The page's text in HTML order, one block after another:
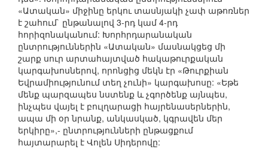
«Ատական» միջինը երկու տասնյակի չափ աթոռներ
է շահում` ընթանալով 3-րդ կամ 4-րդ
հորիզոնականում: Խորհրդարանական
ընտրություններին «Ատական» մասնակցեց մի
շարք սուր արտահայտված հակաթուրքական
կարգախոսներով, որոնցից մեկն էր «Թուրքիան
Եվրամիությունում տեղ չունի» կարգախոսը: «Եթե
մենք պարզապես նստենք և չգործենք այնպես,
ինչպես վայել է բուլղարացի հայրենասերներին,
ապա մի օր նրանք, անկասկած, կգրավեն մեր
երկիրը»,- ընտրությունների ընթացքում
հայտարարել է Վոլեն Սիդերովը: